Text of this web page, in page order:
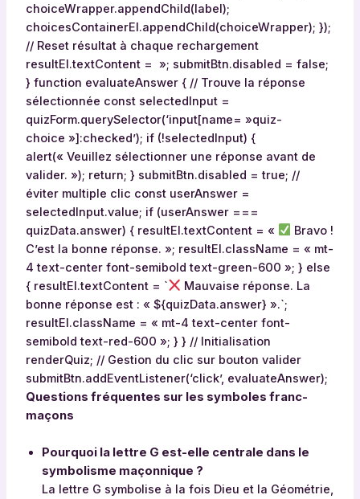
choiceWrapper.appendChild(label);
choicesContainerEl.appendChild(choiceWrapper); });
// Reset résultat à chaque rechargement
resultEl.textContent = »; submitBtn.disabled = false;
} function evaluateAnswer { // Trouve la réponse
sélectionnée const selectedInput =
quizForm.querySelector(‘input[name= »quiz-
choice »]:checked’); if (!selectedInput) {
alert(« Veuillez sélectionner une réponse avant de
valider. »); return; } submitBtn.disabled = true; //
éviter multiple clic const userAnswer =
selectedInput.value; if (userAnswer ===
quizData.answer) { resultEl.textContent = «
Bravo !
C’est la bonne réponse. »; resultEl.className = « mt-
4 text-center font-semibold text-green-600 »; } else
{ resultEl.textContent = `
Mauvaise réponse. La
bonne réponse est : « ${quizData.answer} ».`;
resultEl.className = « mt-4 text-center font-
semibold text-red-600 »; } } // Initialisation
renderQuiz; // Gestion du clic sur bouton valider
submitBtn.addEventListener(‘click’, evaluateAnswer);
Questions fréquentes sur les symboles franc-
maçons
Pourquoi la lettre G est-elle centrale dans le
symbolisme maçonnique ?
La lettre G symbolise à la fois Dieu et la Géométrie,